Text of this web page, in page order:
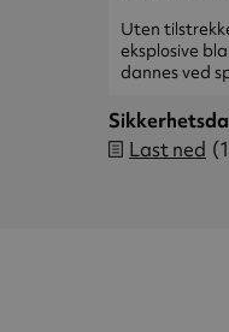
Uten
eksplosive
dannes ved
Last ned